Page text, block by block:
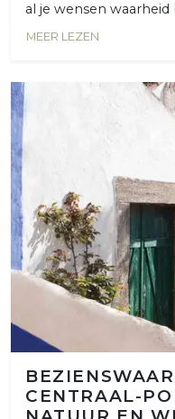
al je wensen
MEER LEZEN
CENTRAAL-